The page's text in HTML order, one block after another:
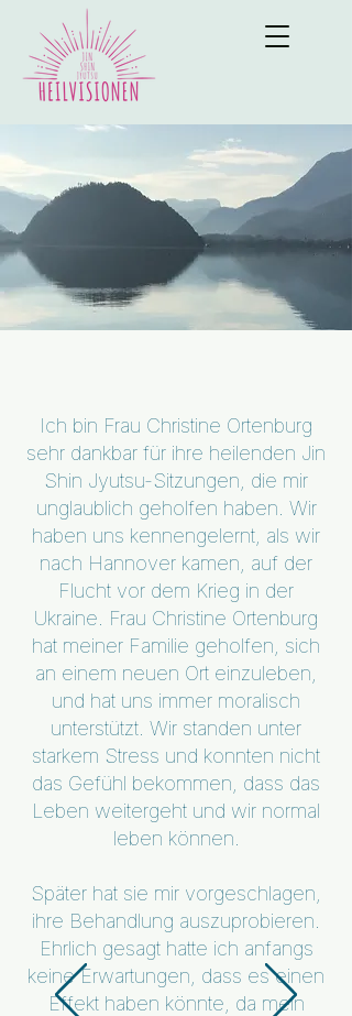
Ich bin Frau Christine Ortenburg
sehr dankbar für ihre heilenden Jin
Shin Jyutsu-Sitzungen, die mir
unglaublich geholfen haben. Wir
haben uns kennengelernt, als wir
nach Hannover kamen, auf der
Flucht vor dem Krieg in der
Ukraine. Frau Christine Ortenburg
hat meiner Familie geholfen, sich
an einem neuen Ort einzuleben,
und hat uns immer moralisch
unterstützt. Wir standen unter
starkem Stress und konnten nicht
das Gefühl bekommen, dass das
Leben weitergeht und wir normal
leben können.
Später hat sie mir vorgeschlagen,
ihre Behandlung auszuprobieren.
Ehrlich gesagt hatte ich anfangs
keine Erwartungen, dass es einen
Effekt haben könnte, da mein